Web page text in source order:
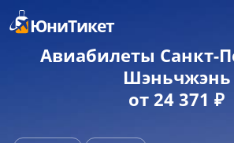
ЮниТикет
Авиабилеты Санкт-
Шэньчжэнь
от 24 371 ₽